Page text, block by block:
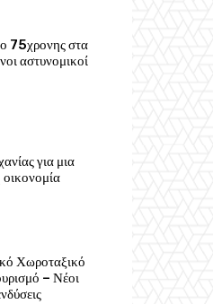
75χρονης στα
αστυνομικοί
για μια
οικονομία
Χωροταξικό
– Νέοι